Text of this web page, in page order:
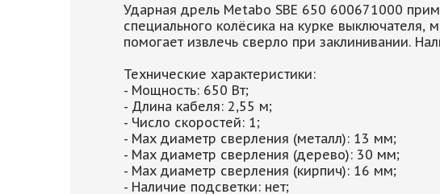
Ударная дрель Metabo SBE 650 600671000
специального колёсика на курке
помогает извлечь сверло при заклинивании.
Технические характеристики:
- Мощность: 650 Вт;
- Длина кабеля: 2,55 м;
- Число скоростей: 1;
- Max диаметр сверления (металл): 13 мм;
- Мах диаметр сверления (дерево): 30 мм;
- Мах диаметр сверления (кирпич): 16 мм;
- Наличие подсветки: нет;